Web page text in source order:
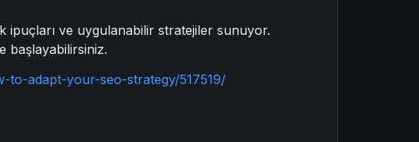
ve uygulanabilir stratejiler sunuyor.
başlayabilirsiniz.
to-adapt-your-seo-strategy/517519/